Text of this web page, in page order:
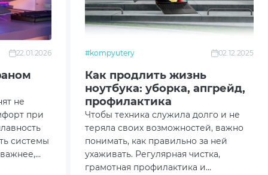
22.01.2026
не
при
системы
#kompyutery 02.12.2025
Как продлить жизнь
ноутбука: уборка, апгрейд,
профилактика
Чтобы техника служила долго и не
теряла своих возможностей, важно
понимать, как правильно за ней
ухаживать. Регулярная чистка,
грамотная профилактика и